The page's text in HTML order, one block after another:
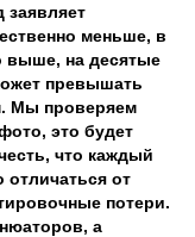
заявляет
меньше, в
выше, на десятые
превышать
Мы проверяем
это будет
что каждый
отличаться от
потери.
а